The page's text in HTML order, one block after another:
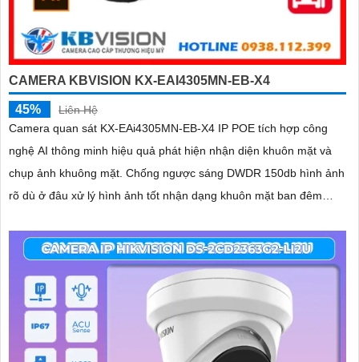
CAMERA KBVISION KX-EAI4305MN-EB-X4
45%
Liên Hệ
Camera quan sát KX-EAi4305MN-EB-X4 IP POE tích hợp công
nghệ AI thông minh hiệu quả phát hiện nhận diện khuôn mặt và
chụp ảnh khuông mặt. Chống ngược sáng DWDR 150db hình ảnh
rõ dù ở đâu xử lý hình ảnh tốt nhận dạng khuôn mặt ban đêm